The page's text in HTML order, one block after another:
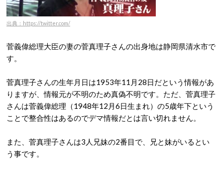
出典：https://twitter.com/
菅義偉総理大臣の妻の菅真理子さんの出身地は静岡県清水市で
す。
菅真理子さんの生年月日は1953年11月28日だという情報があ
りますが、情報元が不明のため真偽不明です。ただ、菅真理子
さんは菅義偉総理（1948年12月6日生まれ）の5歳年下という
ことで整合性はあるのでデマ情報だとは言い切れません。
また、菅真理子さんは3人兄妹の2番目で、兄と妹がいるとい
う事です。